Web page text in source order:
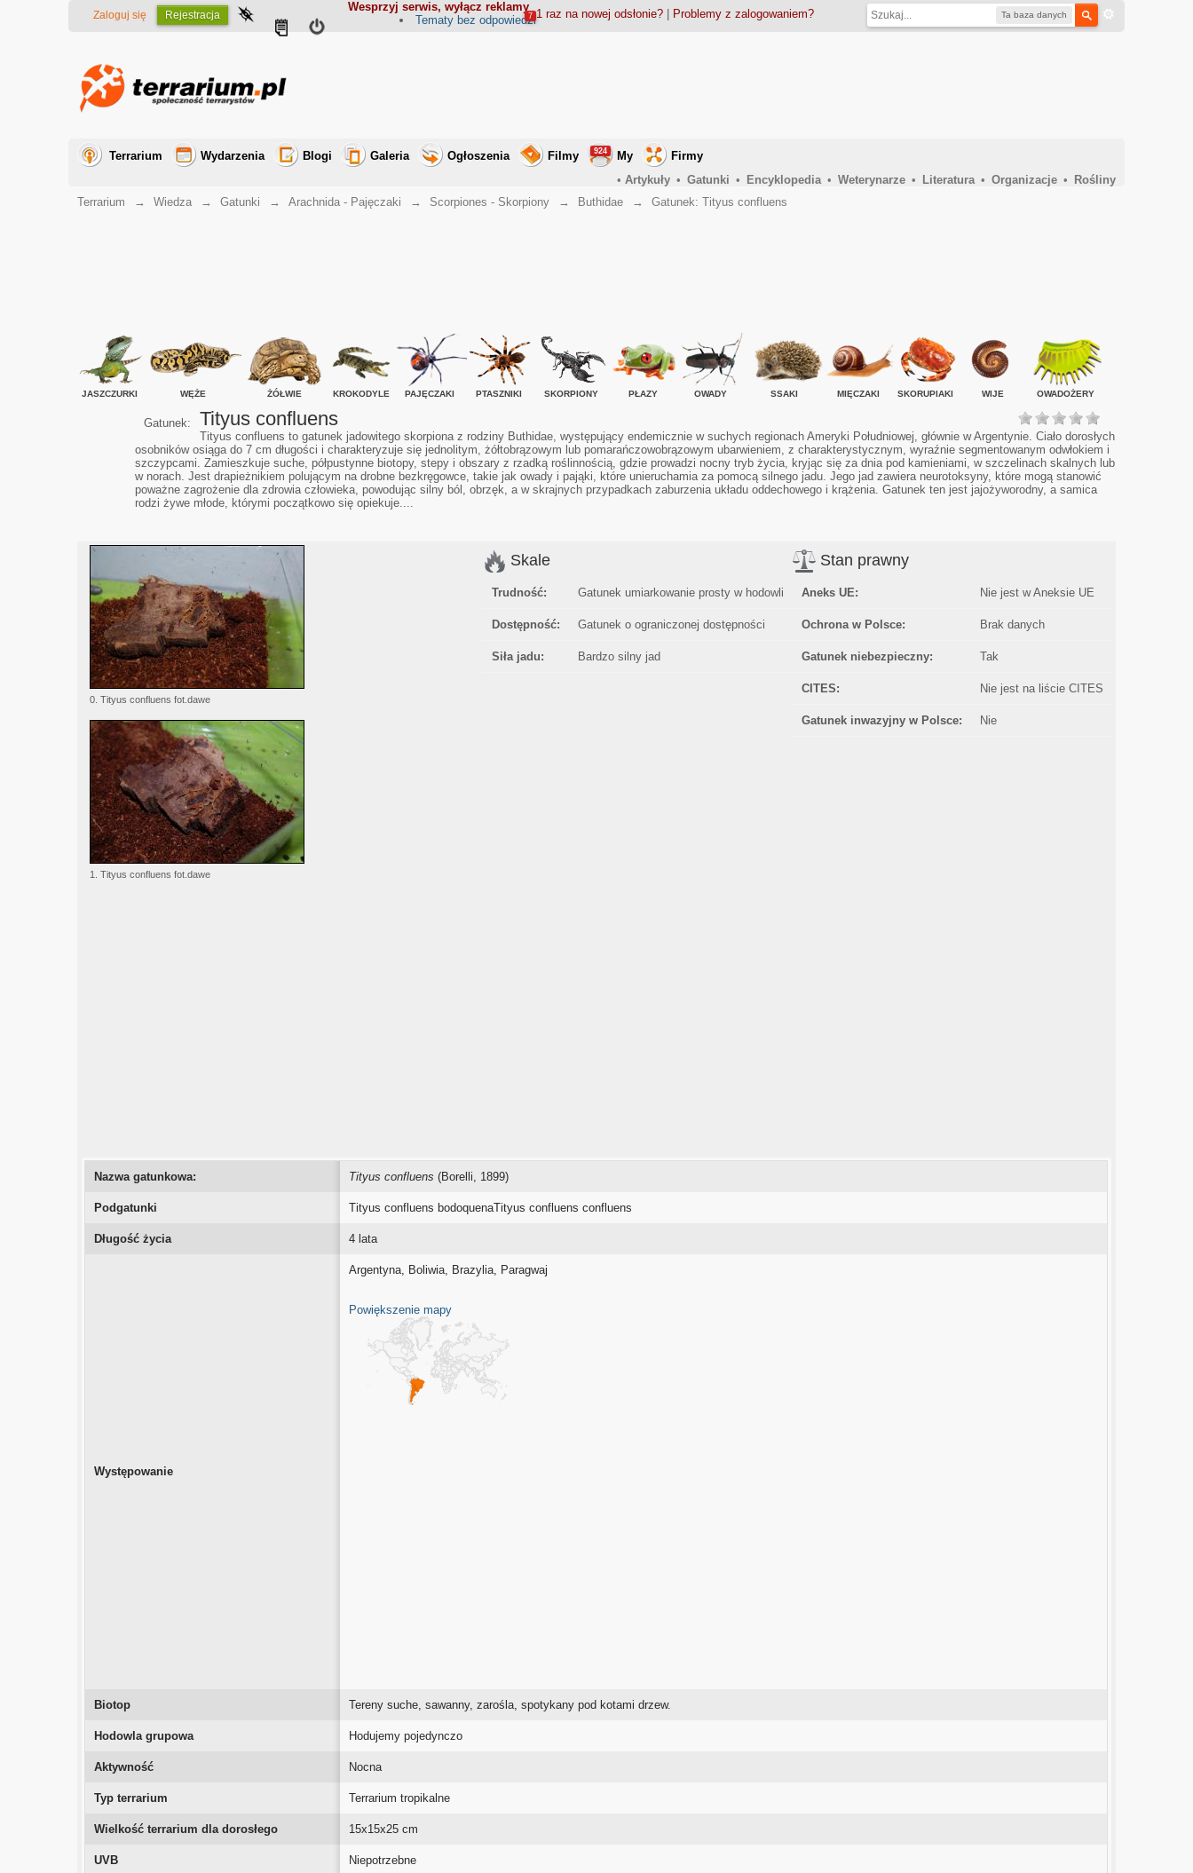
Wesprzyj serwis, wyłącz reklamy
Ta baza danych
Zaloguj się Rejestracja 1 raz na nowej odsłonie?| Problemy z zalogowaniem?
Tematy bez odpowiedzi
7
Terrarium Wydarzenia Blogi Galeria Ogłoszenia Filmy My
924
Firmy
• Artykuły • Gatunki • Encyklopedia • Weterynarze • Literatura • Organizacje •
Rośliny
Terrarium
→ Wiedza → Gatunki → Arachnida - Pajęczaki → Scorpiones - Skorpiony → Buthidae → Gatunek: Tityus confluens
JASZCZURKI WĘŻE ŻÓŁWIE KROKODYLE PAJĘCZAKI PTASZNIKI SKORPIONY PŁAZY OWADY SSAKI MIĘCZAKI SKORUPIAKI WIJE OWADOŻERY
Gatunek: Tityus confluens
Tityus confluens to gatunek jadowitego skorpiona z rodziny Buthidae, występujący endemicznie w suchych regionach Ameryki Południowej, głównie w Argentynie. Ciało dorosłych
osobników osiąga do 7 cm długości i charakteryzuje się jednolitym, żółtobrązowym lub pomarańczowobrązowym ubarwieniem, z charakterystycznym, wyraźnie segmentowanym odwłokiem i
szczypcami. Zamieszkuje suche, półpustynne biotopy, stepy i obszary z rzadką roślinnością, gdzie prowadzi nocny tryb życia, kryjąc się za dnia pod kamieniami, w szczelinach skalnych lub
w norach. Jest drapieżnikiem polującym na drobne bezkręgowce, takie jak owady i pająki, które unieruchamia za pomocą silnego jadu. Jego jad zawiera neurotoksyny, które mogą stanowić
poważne zagrożenie dla zdrowia człowieka, powodując silny ból, obrzęk, a w skrajnych przypadkach zaburzenia układu oddechowego i krążenia. Gatunek ten jest jajożyworodny, a samica
rodzi żywe młode, którymi początkowo się opiekuje....
Stan prawny
Aneks UE: Nie jest w Aneksie UE
Ochrona w Polsce: Brak danych
Gatunek niebezpieczny: Tak
CITES: Nie jest na liście CITES
Gatunek inwazyjny w Polsce: Nie
Skale
Trudność: Gatunek umiarkowanie prosty w hodowli
Dostępność: Gatunek o ograniczonej dostępności
Siła jadu: Bardzo silny jad
0. Tityus confluens fot.dawe
1. Tityus confluens fot.dawe
Nazwa gatunkowa: Tityus confluens (Borelli, 1899)
Podgatunki Tityus confluens bodoquenaTityus confluens confluens
Długość życia 4 lata
Występowanie
Argentyna, Boliwia, Brazylia, Paragwaj
Powiększenie mapy
Biotop Tereny suche, sawanny, zarośla, spotykany pod kotami drzew.
Hodowla grupowa Hodujemy pojedynczo
Aktywność Nocna
Typ terrarium Terrarium tropikalne
Wielkość terrarium dla dorosłego 15x15x25 cm
UVB Niepotrzebne